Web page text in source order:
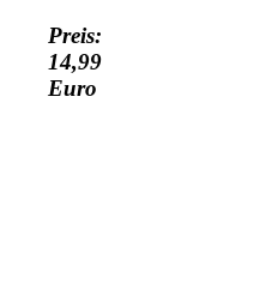
Preis:
14,99
Euro